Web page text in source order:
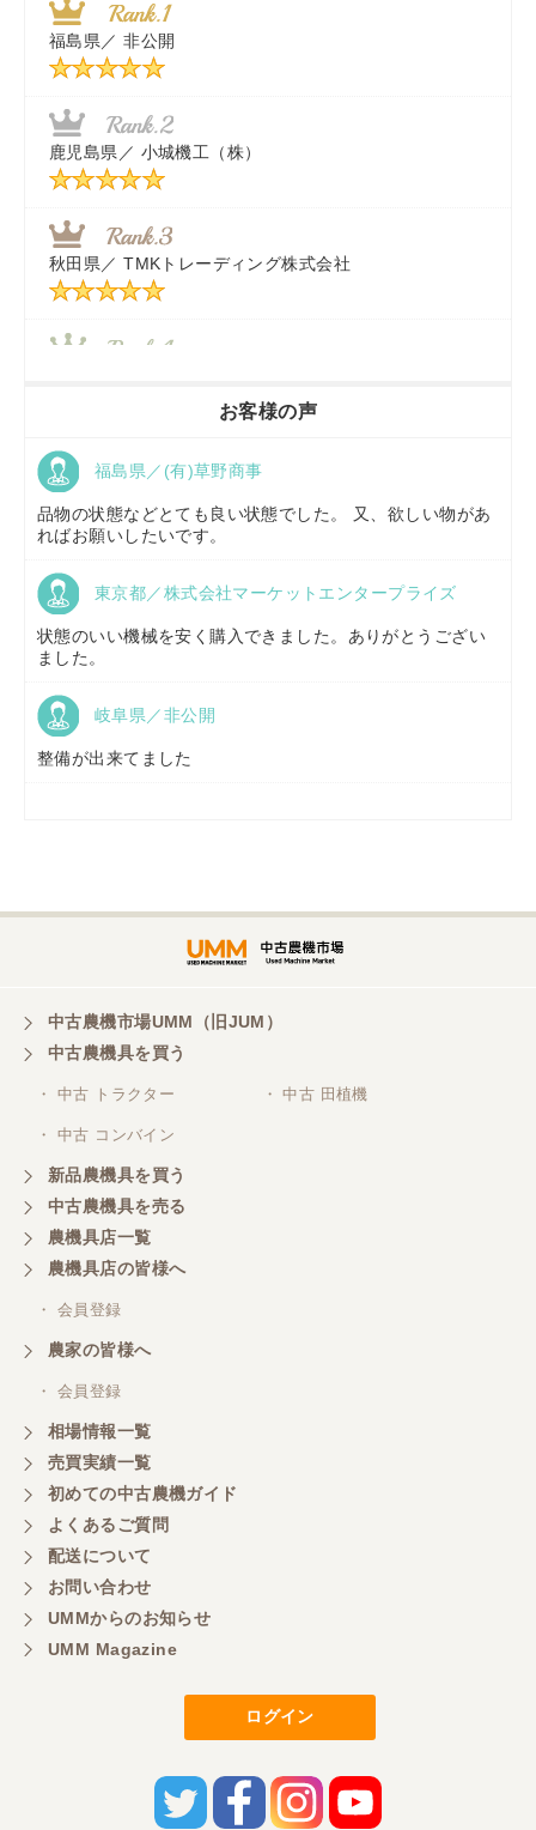
千葉県／ 株式会社テクノ・タカ
福岡県／株式会社カドワキ機械（旧ナカガワ農機商会）
東京都／
秋田県／ TMKトレーディング株式会社
福島県／ 非公開
鹿児島県／ 小城機工（株）
秋田県／ TMKトレーディング株式会社
京都府／
福島県／(有)草野商事
山形県／株式会社ノーキステージ
株式会社トミタモータース
三重県／株式会社 ケイ・エス・エンタープライズ
お客様の声
福島県／(有)草野商事
品物の状態などとても良い状態でした。 又、欲しい物があ
ればお願いしたいです。
東京都／株式会社マーケットエンタープライズ
状態のいい機械を安く購入できました。ありがとうござい
ました。
岐阜県／非公開
整備が出来てました
中古農機市場UMM（旧JUM）
中古農機具を買う
・ 中古 トラクター ・ 中古 田植機
・ 中古 コンバイン
新品農機具を買う
中古農機具を売る
農機具店一覧
農機具店の皆様へ
・ 会員登録
農家の皆様へ
・ 会員登録
相場情報一覧
売買実績一覧
初めての中古農機ガイド
よくあるご質問
配送について
お問い合わせ
UMMからのお知らせ
UMM Magazine
ログイン